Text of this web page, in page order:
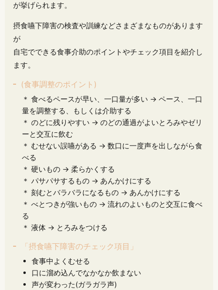
が挙げられます。
摂食嚥下障害の検査や訓練などさまざまなものがあります
が
自宅でできる食事介助のポイントやチェック項目を紹介し
ます。
(食事調整のポイント)
＊ 食べるペースが早い、一口量が多い → ペース、一口
量を調整する、もしくは介助する
＊ のどに残りやすい → のどの通過がよいとろみやゼリ
ーと交互に飲む
＊ むせない誤嚥がある → 数口に一度声を出しながら食
べる
＊ 硬いもの → 柔らかくする
＊ パサパサするもの → あんかけにする
＊ 刻むとバラバラになるもの → あんかけにする
＊ べとつきが強いもの → 流れのよいものと交互に食べ
る
＊ 液体 → とろみをつける
「摂食嚥下障害のチェック項目」
食事中よくむせる
口に溜め込んでなかなか飲まない
声が変わった(ガラガラ声)